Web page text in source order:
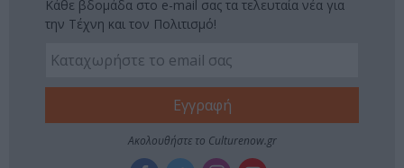
Κάθε βδομάδα στο e-mail σας τα τελευταία νέα για
την Τέχνη και τον Πολιτισμό!
Ακολουθήστε το Culturenow.gr